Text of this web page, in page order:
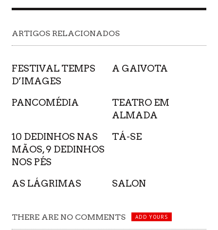
ARTIGOS RELACIONADOS
FESTIVAL TEMPS
D’IMAGES
A GAIVOTA
PANCOMÉDIA
TEATRO EM
ALMADA
10 DEDINHOS NAS
MÃOS, 9 DEDINHOS
NOS PÉS
TÁ-SE
AS LÁGRIMAS SALON
THERE ARE NO COMMENTS ADD YOURS